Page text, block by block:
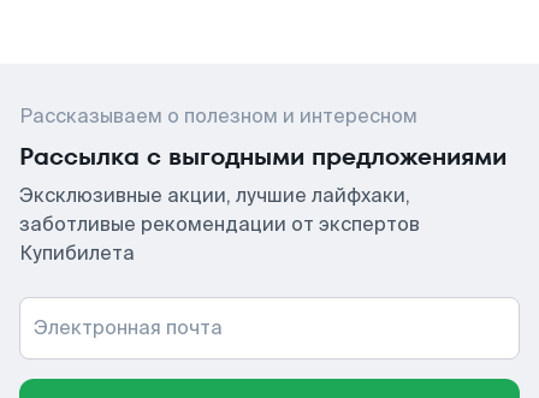
Рассказываем о полезном и интересном
Рассылка с выгодными предложениями
Эксклюзивные акции, лучшие лайфхаки,
заботливые рекомендации от экспертов
Купибилета
Электронная почта